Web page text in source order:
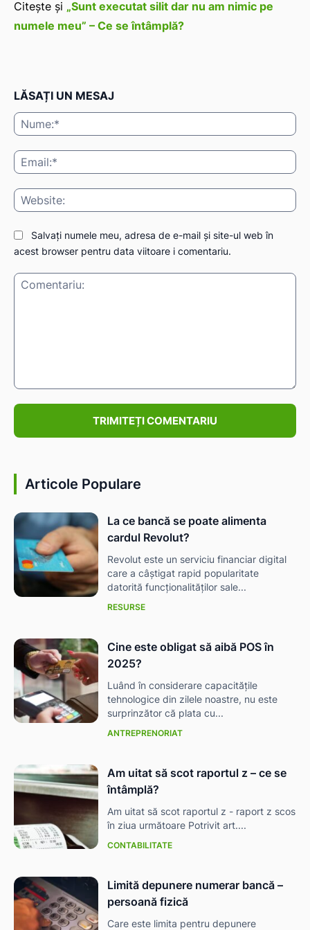
Citește și „Sunt executat silit dar nu am nimic pe
numele meu” – Ce se întâmplă?
LĂSAȚI UN MESAJ
Salvați numele meu, adresa de e-mail și site-ul web în
acest browser pentru data viitoare i comentariu.
Articole Populare
La ce bancă se poate alimenta
cardul Revolut?
Revolut este un serviciu financiar digital
care a câștigat rapid popularitate
datorită funcționalităților sale...
RESURSE
Cine este obligat să aibă POS în
2025?
Luând în considerare capacitățile
tehnologice din zilele noastre, nu este
surprinzător că plata cu...
ANTREPRENORIAT
Am uitat să scot raportul z – ce se
întâmplă?
Am uitat să scot raportul z - raport z scos
în ziua următoare Potrivit art....
CONTABILITATE
Limită depunere numerar bancă –
persoană fizică
Care este limita pentru depunere